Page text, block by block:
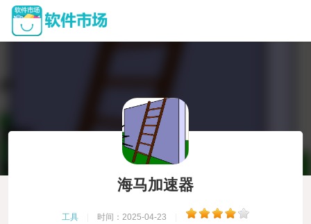
海马加速器
工具 时间：2025-04-23